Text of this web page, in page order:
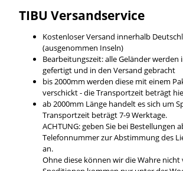
TIBU Versandservice
Kostenloser Versand innerhalb
(ausgenommen Inseln)
Bearbeitungszeit: alle Geländer werden
gefertigt und in den Versand gebracht
bis 2000mm werden diese mit einem
verschickt - die Transportzeit beträgt
ab 2000mm Länge handelt es sich um
Transportzeit beträgt 7-9 Werktage.
ACHTUNG: geben Sie bei Bestellungen
Telefonnummer zur Abstimmung des
an.
Ohne diese können wir die Wahre nicht